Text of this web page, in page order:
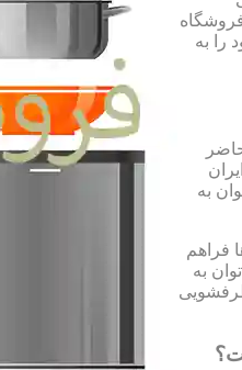
را به
به
فراهم
به